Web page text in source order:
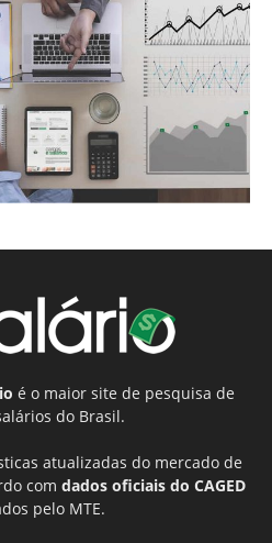
é o maior site de pesquisa de
do Brasil.
atualizadas do mercado de
com dados oficiais do CAGED
pelo MTE.